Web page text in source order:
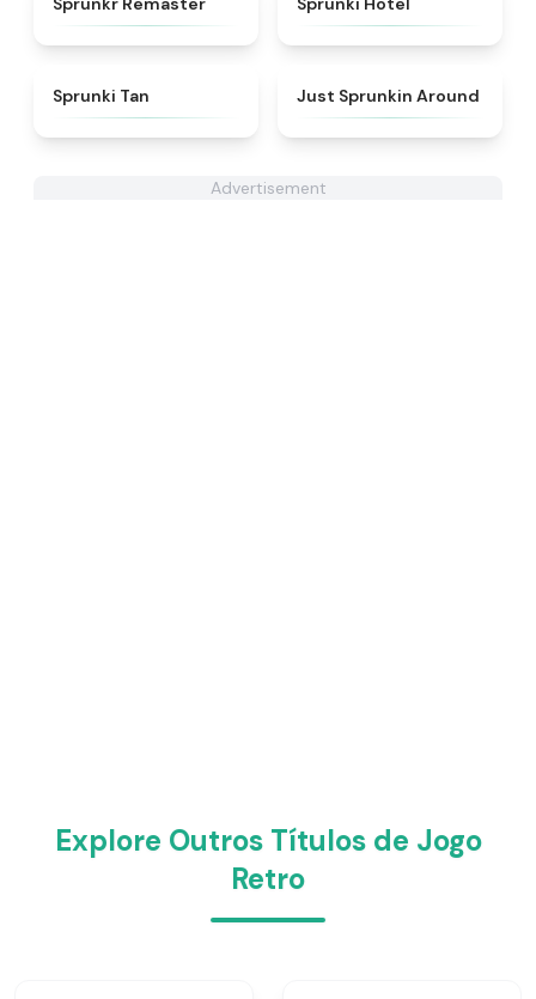
Sprunki Tan 4.6
Just Sprunkin Around
Advertisement
Explore Outros Títulos de Jogo
Retro